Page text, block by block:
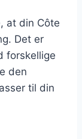
at din Côte
Det er
forskellige
den
til din